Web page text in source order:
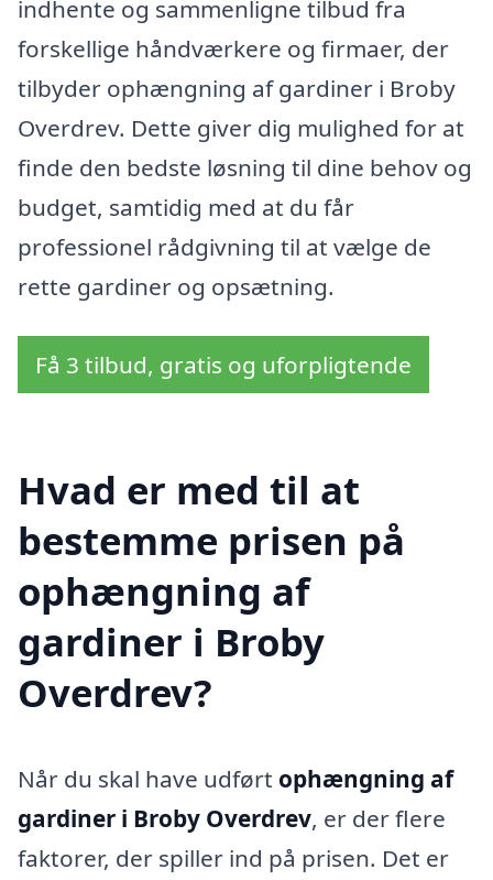
indhente og sammenligne tilbud fra
forskellige håndværkere og firmaer, der
tilbyder ophængning af gardiner i Broby
Overdrev. Dette giver dig mulighed for at
finde den bedste løsning til dine behov og
budget, samtidig med at du får
professionel rådgivning til at vælge de
rette gardiner og opsætning.
Få 3 tilbud, gratis og uforpligtende
Hvad er med til at
bestemme prisen på
ophængning af
gardiner i Broby
Overdrev?
Når du skal have udført ophængning af
gardiner i Broby Overdrev, er der flere
faktorer, der spiller ind på prisen. Det er